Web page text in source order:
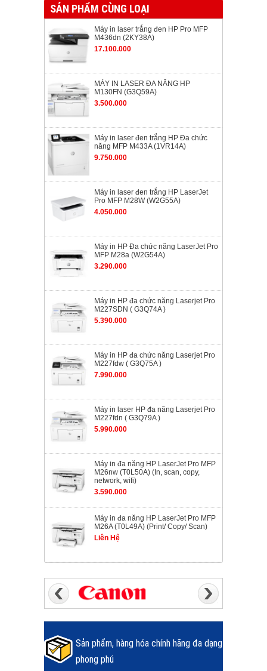
SẢN PHẨM CÙNG LOẠI
Máy in laser trắng đen HP Pro MFP
M436dn (2KY38A)
17.100.000
MÁY IN LASER ĐA NĂNG HP
M130FN (G3Q59A)
3.500.000
Máy in laser đen trắng HP Đa chức
năng MFP M433A (1VR14A)
9.750.000
Máy in laser đen trắng HP LaserJet
Pro MFP M28W (W2G55A)
4.050.000
Máy in HP Đa chức năng LaserJet Pro
MFP M28a (W2G54A)
3.290.000
Máy in HP đa chức năng Laserjet Pro
M227SDN ( G3Q74A )
5.390.000
Máy in HP đa chức năng Laserjet Pro
M227fdw ( G3Q75A )
7.990.000
Máy in laser HP đa năng Laserjet Pro
M227fdn ( G3Q79A )
5.990.000
Máy in đa năng HP LaserJet Pro MFP
M26nw (T0L50A) (In, scan, copy,
network, wifi)
3.590.000
Máy in đa năng HP LaserJet Pro MFP
M26A (T0L49A) (Print/ Copy/ Scan)
Liên Hệ
Sản phẩm, hàng hóa chính hãng đa dạng
phong phú